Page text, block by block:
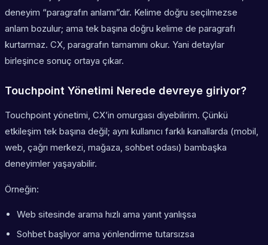
deneyim “paragrafın anlamı”dır. Kelime doğru seçilmezse
anlam bozulur; ama tek başına doğru kelime de paragrafı
kurtarmaz. CX, paragrafın tamamını okur. Yani detaylar
birleşince sonuç ortaya çıkar.
Touchpoint Yönetimi Nerede devreye giriyor?
Touchpoint yönetimi, CX’in omurgası diyebilirim. Çünkü
etkileşim tek başına değil; aynı kullanıcı farklı kanallarda (mobil,
web, çağrı merkezi, mağaza, sohbet odası) bambaşka
deneyimler yaşayabilir.
Örneğin:
Web sitesinde arama hızlı ama yanıt yanlışsa
Sohbet başlıyor ama yönlendirme tutarsızsa